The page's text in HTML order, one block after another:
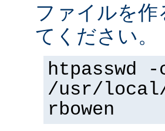
ファイルを
てください。
htpasswd -
/usr/local/
rbowen